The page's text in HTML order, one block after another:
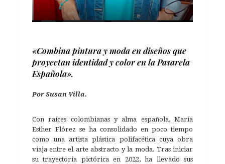
«Combina pintura y moda en diseños que
proyectan identidad y color en la Pasarela
Española».
Por Susan Villa.
Con raíces colombianas y alma española, María
Esther Flórez se ha consolidado en poco tiempo
como una artista plástica polifacética cuya obra
viaja entre el arte abstracto y la moda. Tras iniciar
su trayectoria pictórica en 2022, ha llevado sus